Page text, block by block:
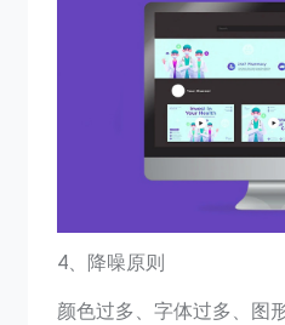
4、降噪原则
颜色过多、字体过多、图